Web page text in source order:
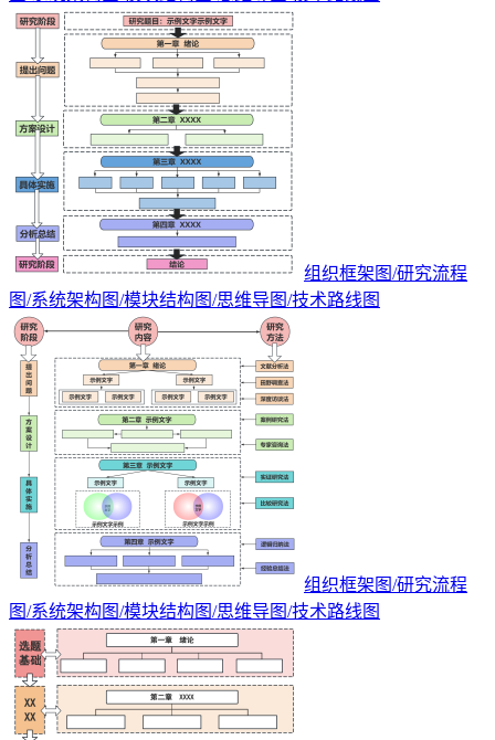
组织框架图/研究流程
图/系统架构图/模块结构图/思维导图/技术路线图
组织框架图/研究流程
图/系统架构图/模块结构图/思维导图/技术路线图